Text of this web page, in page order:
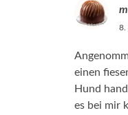
8.
einen
Hund
es bei mir